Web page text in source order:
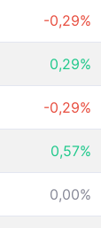
-0,29%
0,29%
-0,29%
0,57%
0,00%